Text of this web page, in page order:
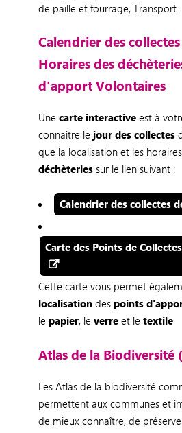
de paille et fourrage, Transport
Calendrier des
Horaires des
d'apport Volontaires
Une carte interactive est à
connaitre le jour des collectes
que la localisation et les
déchèteriessur le lien suivant :
Calendrier des collectes
Carte des Points de
Cette carte vous permet
localisation despoints
le papier, le verre et le textile
Atlas de la Biodiversité
Les Atlas de la biodiversité
permettent aux communes et
de mieux connaître, de